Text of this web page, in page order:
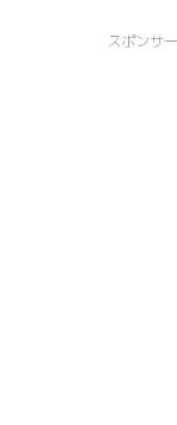
スポンサ